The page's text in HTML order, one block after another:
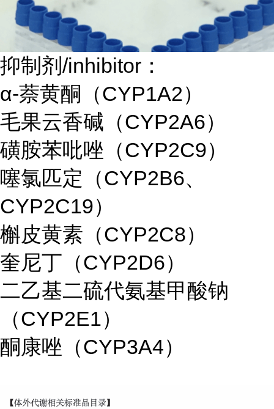
抑制剂/inhibitor：
α-萘黄酮（CYP1A2）
毛果云香碱（CYP2A6）
磺胺苯吡唑（CYP2C9）
噻氯匹定（CYP2B6、
CYP2C19）
槲皮黄素（CYP2C8）
奎尼丁（CYP2D6）
二乙基二硫代氨基甲酸钠
（CYP2E1）
酮康唑（CYP3A4）